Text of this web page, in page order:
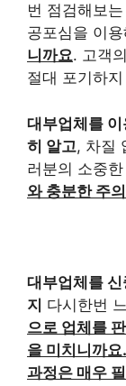
번 점검해보
공포심을 이
니까요. 고객
절대 포기하
대부업체를
히 알고, 차질
러분의 소중
와 충분한 주
대부업체를
지 다시한번
으로 업체를
을 미치니까요.
과정은 매우